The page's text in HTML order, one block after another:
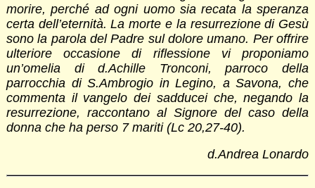
morire, perché ad ogni uomo sia recata la speranza
certa dell’eternità. La morte e la resurrezione di Gesù
sono la parola del Padre sul dolore umano. Per offrire
ulteriore occasione di riflessione vi proponiamo
un’omelia di d.Achille Tronconi, parroco della
parrocchia di S.Ambrogio in Legino, a Savona, che
commenta il vangelo dei sadducei che, negando la
resurrezione, raccontano al Signore del caso della
donna che ha perso 7 mariti (Lc 20,27-40).
d.Andrea Lonardo